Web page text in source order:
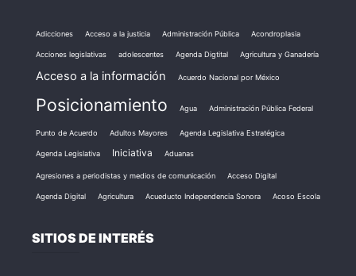
Adicciones Acceso a la justicia Administración Pública Acondroplasia
Acciones legislativas adolescentes Agenda Digtital Agricultura y Ganadería
Acceso a la información Acuerdo Nacional por México
Posicionamiento Agua Administración Pública Federal
Punto de Acuerdo Adultos Mayores Agenda Legislativa Estratégica
Agenda Legislativa Iniciativa Aduanas
Agresiones a periodistas y medios de comunicación Acceso Digital
Agenda Digital Agricultura Acueducto Independencia Sonora Acoso Escola
SITIOS DE INTERÉS